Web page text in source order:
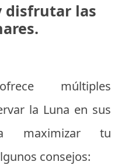
disfrutar las
múltiples
la Luna en sus
maximizar tu
consejos: